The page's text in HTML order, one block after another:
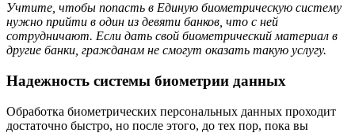
Учтите, чтобы попасть в Единую биометрическую систему
нужно прийти в один из девяти банков, что с ней
сотрудничают. Если дать свой биометрический материал в
другие банки, гражданам не смогут оказать такую услугу.
Надежность системы биометрии данных
Обработка биометрических персональных данных проходит
достаточно быстро, но после этого, до тех пор, пока вы